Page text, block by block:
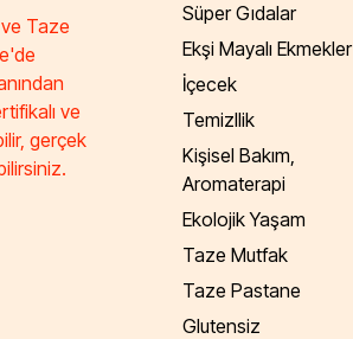
Taze
ve
gerçek
Süper Gıdalar
Ekşi Mayalı Ekmekler
İçecek
Temizllik
Kişisel Bakım,
Aromaterapi
Ekolojik Yaşam
Taze Mutfak
Taze Pastane
Glutensiz